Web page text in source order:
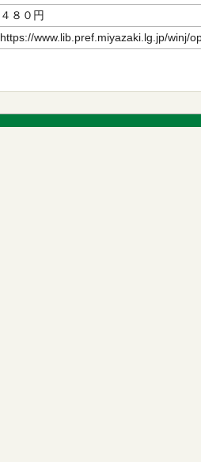
４８０円
https://www.lib.pref.miyazaki.lg.jp/winj/